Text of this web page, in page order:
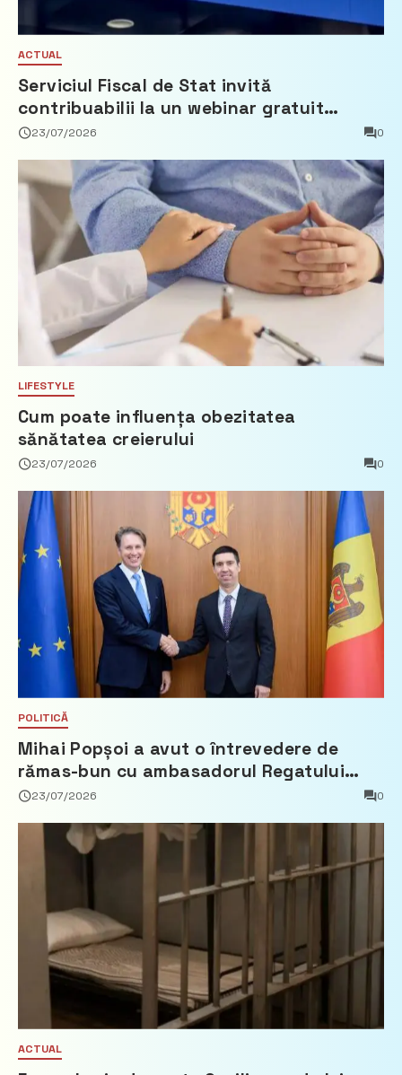
ACTUAL
Serviciul Fiscal de Stat invită
contribuabilii la un webinar gratuit
privind calculul impozitului pe bunurile
23/07/2026 0
LIFESTYLE
Cum poate influența obezitatea
sănătatea creierului
23/07/2026 0
POLITICĂ
Mihai Popșoi a avut o întrevedere de
rămas-bun cu ambasadorul Regatului
Țărilor de Jos, Fred Duijn
23/07/2026 0
ACTUAL